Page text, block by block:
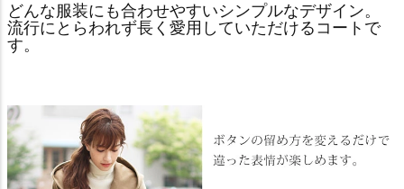
どんな服装にも合わせやすいシンプルなデザイン。
流行にとらわれず長く愛用していただけるコートで
す。